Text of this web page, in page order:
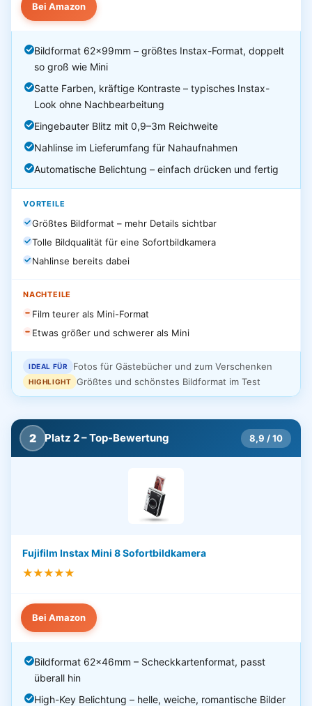
Bei Amazon
Bildformat 62×99mm – größtes Instax-Format, doppelt
so groß wie Mini
Satte Farben, kräftige Kontraste – typisches Instax-
Look ohne Nachbearbeitung
Eingebauter Blitz mit 0,9–3m Reichweite
Nahlinse im Lieferumfang für Nahaufnahmen
Automatische Belichtung – einfach drücken und fertig
VORTEILE
Größtes Bildformat – mehr Details sichtbar
Tolle Bildqualität für eine Sofortbildkamera
Nahlinse bereits dabei
NACHTEILE
Film teurer als Mini-Format
Etwas größer und schwerer als Mini
IDEAL FÜR Fotos für Gästebücher und zum Verschenken
HIGHLIGHT Größtes und schönstes Bildformat im Test
2 Platz 2 – Top-Bewertung 8,9 / 10
Fujifilm Instax Mini 8 Sofortbildkamera
★★★★★
Bei Amazon
Bildformat 62×46mm – Scheckkartenformat, passt
überall hin
High-Key Belichtung – helle, weiche, romantische Bilder